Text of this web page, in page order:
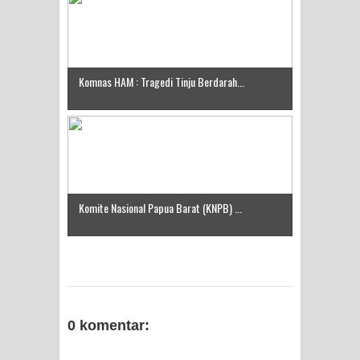
Komnas HAM : Tragedi Tinju Berdarah...
Komite Nasional Papua Barat (KNPB) ...
0 komentar: